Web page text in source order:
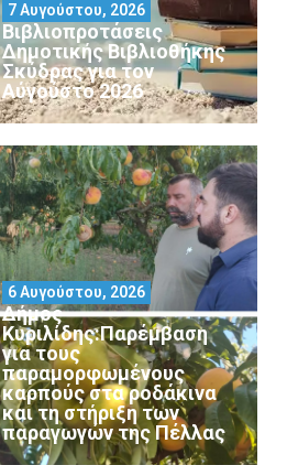
Βιβλιοπροτάσεις
Δημοτικής Βιβλιοθήκης
Σκύδρας για τον
Αύγούστο 2026
7 Αυγούστου, 2026
Δήμος
Κυριλίδης:Παρέμβαση
για τους
παραμορφωμένους
καρπούς στα ροδάκινα
και τη στήριξη των
παραγωγών της Πέλλας
6 Αυγούστου, 2026